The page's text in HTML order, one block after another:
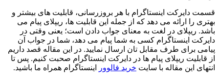
قسمت دایرکت اینستاگرام با هر بروزرسانی، قابلیت های بیشتر و
بهتری را ارائه می دهد که از جمله این قابلیت ها، ریپلای پیام می
باشد. ریپلای در لغت به معنای جواب دادن است؛ یعنی وقتی در
دایرکت اینستاگرام کسی به شما پیام می دهد، شما در جواب آن
پیامی برای طرف مقابل تان ارسال نمایید. در این مقاله قصد داریم
از قابلیت ریپلای پیام ها در دایرکت اینستاگرام صحبت کنیم. پس تا
انتهای این مقاله با سایت خرید فالوور اینستاگرام همراه ما باشید.